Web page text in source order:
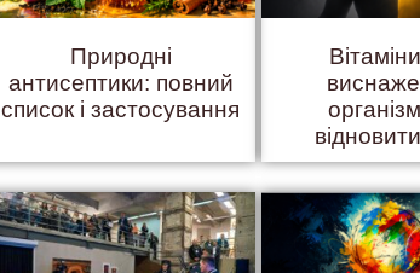
Природні
антисептики: повний
список і застосування